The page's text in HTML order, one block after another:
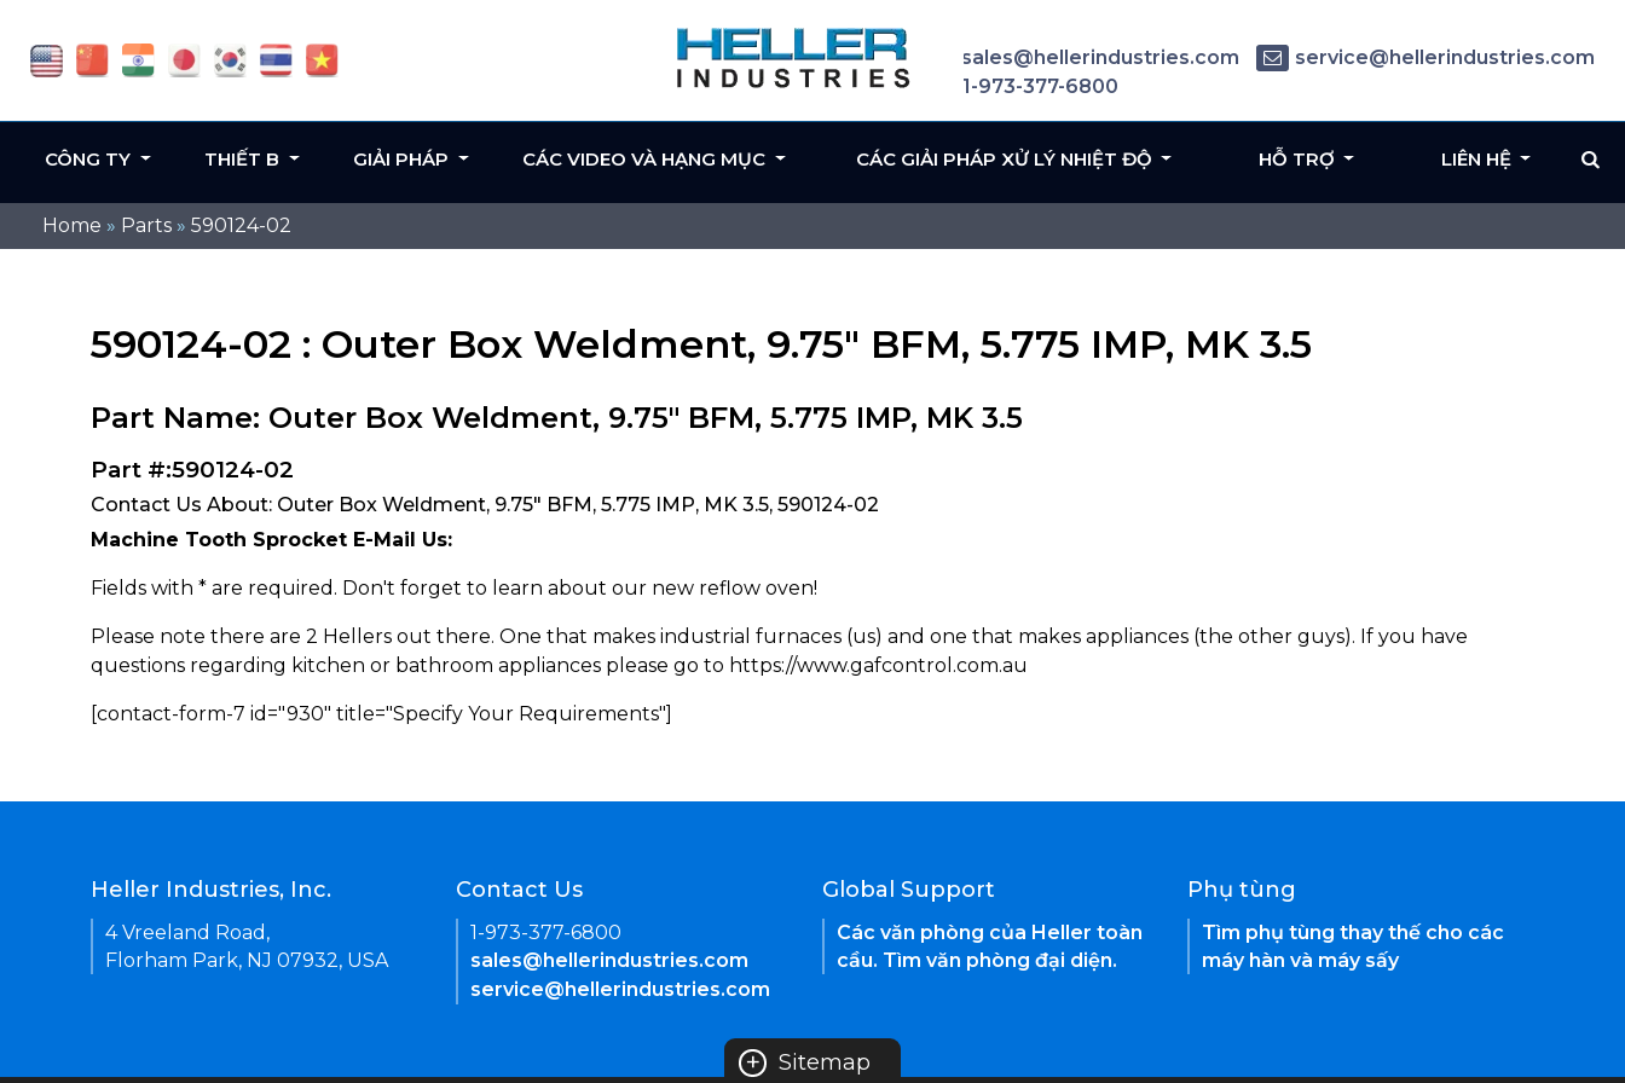
Home » Parts » 590124-02
590124-02 : Outer Box Weldment, 9.75" BFM, 5.775 IMP, MK 3.5
Part Name: Outer Box Weldment, 9.75" BFM, 5.775 IMP, MK 3.5
Part #:590124-02
Contact Us About: Outer Box Weldment, 9.75" BFM, 5.775 IMP, MK 3.5, 590124-02
Machine Tooth Sprocket E-Mail Us:
Fields with * are required. Don't forget to learn about our new reflow oven!
Please note there are 2 Hellers out there. One that makes industrial furnaces (us) and one that makes appliances (the other guys). If you have
questions regarding kitchen or bathroom appliances please go to https://www.gafcontrol.com.au
[contact-form-7 id="930" title="Specify Your Requirements"]
sales@hellerindustries.com
service@hellerindustries.com
1-973-377-6800
CÔNG TY THIẾT B GIẢI PHÁP CÁC VIDEO VÀ HẠNG MỤC CÁC GIẢI PHÁP XỬ LÝ NHIỆT ĐỘ HỖ TRỢ LIÊN HỆ
Heller Industries, Inc.
4 Vreeland Road,
Florham Park, NJ 07932, USA
Contact Us
1-973-377-6800
sales@hellerindustries.com
service@hellerindustries.com
Global Support
Các văn phòng của Heller toàn
cầu. Tìm văn phòng đại diện.
Phụ tùng
Tìm phụ tùng thay thế cho các
máy hàn và máy sấy
+ Sitemap